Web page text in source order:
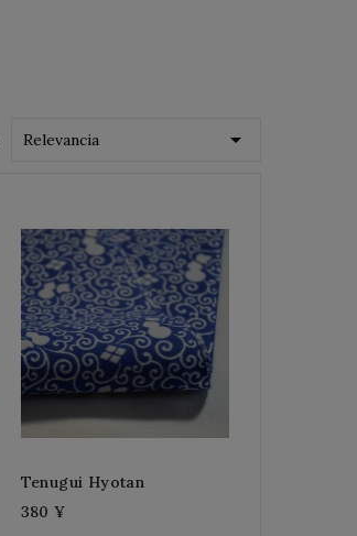
Relevancia 
Tenugui Hyotan
380 ¥